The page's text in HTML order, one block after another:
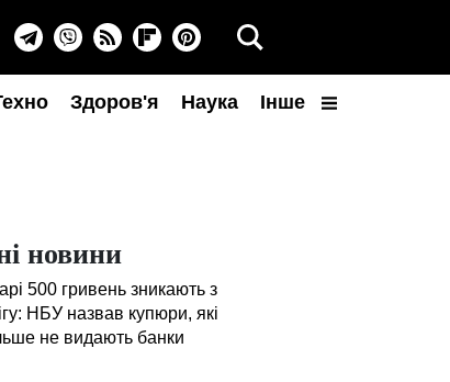
Здоров'я Наука Інше
новини
500 гривень зникають з
НБУ назвав купюри, які
не видають банки